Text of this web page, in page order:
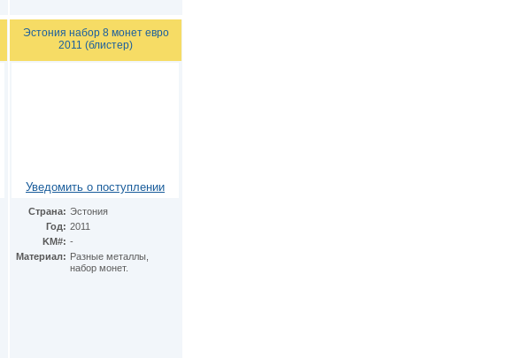
Эстония набор 8 монет евро
2011 (блистер)
Уведомить о поступлении
Страна: Эстония
Год: 2011
KM#: -
Материал: Разные металлы,
набор монет.